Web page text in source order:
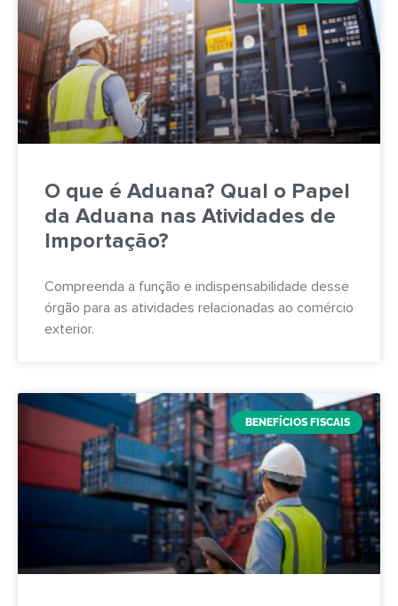
O que é Aduana? Qual o Papel
da Aduana nas Atividades de
Importação?
Compreenda a função e indispensabilidade desse
órgão para as atividades relacionadas ao comércio
exterior.
BENEFÍCIOS FISCAIS